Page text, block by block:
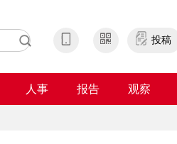
投稿
人事 报告 观察